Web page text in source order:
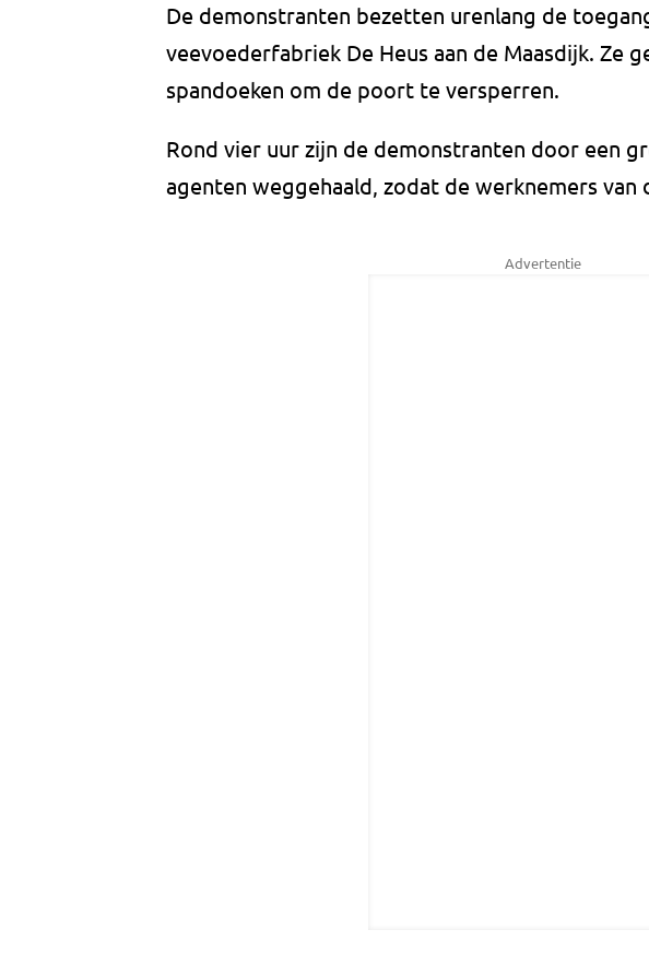
De demonstranten bezetten urenlang de
veevoederfabriek De Heus aan de Maasdijk. Ze
spandoeken om de poort te versperren.
Rond vier uur zijn de demonstranten door een
agenten weggehaald, zodat de werknemers van
Advertentie